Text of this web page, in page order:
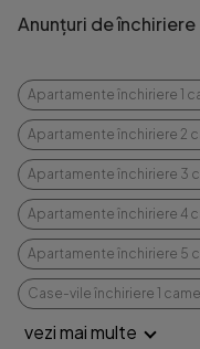
Anunțuri de închiriere
Apartamente închiriere 1
Apartamente închiriere 2
Apartamente închiriere 3
Apartamente închiriere 4
Apartamente închiriere 5
Case-vile închiriere 1
vezi mai multe